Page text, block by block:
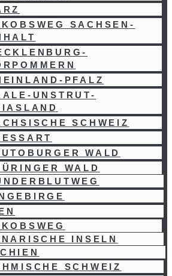
SACHSEN-
PFALZ
UNSTRUT-
SCHWEIZ
WALD
WALD
INSELN
SCHWEIZ